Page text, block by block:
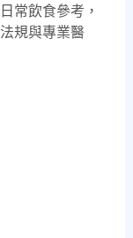
常飲食參考，
規與專業醫